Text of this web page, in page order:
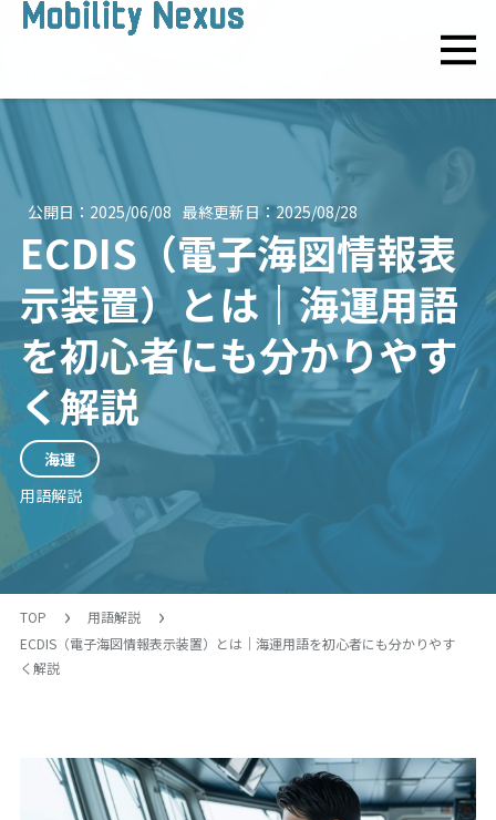
公開日： 2025/06/08 最終更新日：2025/08/28
ECDIS（電子海図情報表
示装置）とは｜海運用語
を初心者にも分かりやす
く解説
海運
用語解説
TOP
用語解説
ECDIS（電子海図情報表示装置）とは｜海運用語を初心者にも分かりやす
く解説